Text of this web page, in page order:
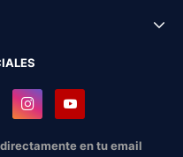
en tu email